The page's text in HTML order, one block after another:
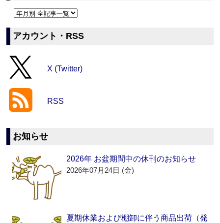
アカウント・RSS
X (Twitter)
RSS
お知らせ
2026年 お盆期間中の休刊のお知らせ
2026年07月24日 (金)
夏期休業および棚卸に伴う商品出荷（発